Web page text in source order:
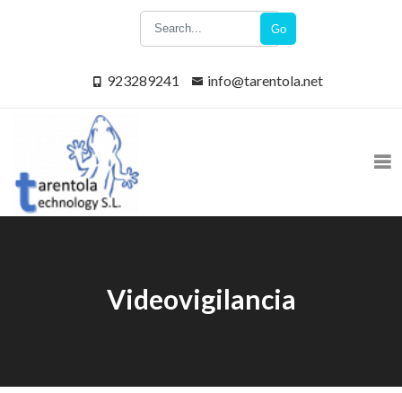
Go
923289241 info@tarentola.net
Videovigilancia